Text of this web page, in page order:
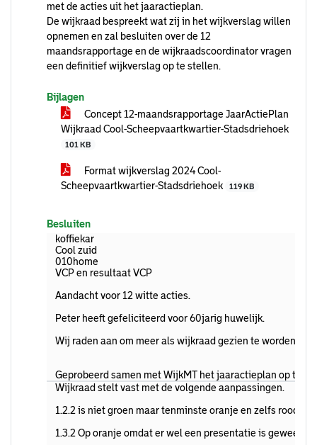
met de acties uit het jaaractieplan.
De wijkraad bespreekt wat zij in het wijkverslag willen
opnemen en zal besluiten over de 12
maandsrapportage en de wijkraadscoordinator vragen
een definitief wijkverslag op te stellen.
Bijlagen
Concept 12-maandsrapportage JaarActiePlan
Wijkraad Cool-Scheepvaartkwartier-Stadsdriehoek
101 KB
Format wijkverslag 2024 Cool-
Scheepvaartkwartier-Stadsdriehoek
119 KB
Besluiten
koffiekar
Cool zuid
010home
VCP en resultaat VCP
Aandacht voor 12 witte acties.
Peter heeft gefeliciteerd voor 60jarig huwelijk.
Wij raden aan om meer als wijkraad gezien te worden in
Geprobeerd samen met WijkMT het jaaractieplan op te
Wijkraad stelt vast met de volgende aanpassingen.
1.2.2 is niet groen maar tenminste oranje en zelfs rood.
1.3.2 Op oranje omdat er wel een presentatie is